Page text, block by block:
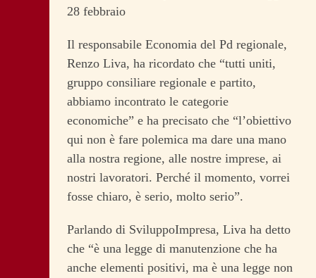
28 febbraio
Il responsabile Economia del Pd regionale,
Renzo Liva, ha ricordato che “tutti uniti,
gruppo consiliare regionale e partito,
abbiamo incontrato le categorie
economiche” e ha precisato che “l’obiettivo
qui non è fare polemica ma dare una mano
alla nostra regione, alle nostre imprese, ai
nostri lavoratori. Perché il momento, vorrei
fosse chiaro, è serio, molto serio”.
Parlando di SviluppoImpresa, Liva ha detto
che “è una legge di manutenzione che ha
anche elementi positivi, ma è una legge non